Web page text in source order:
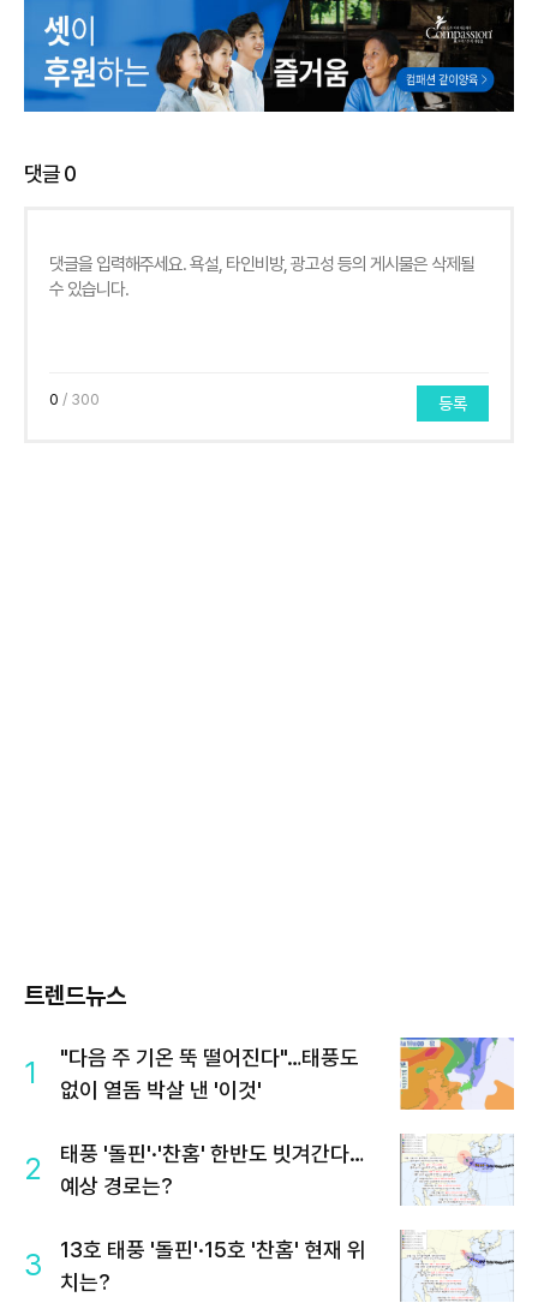
댓글0
0 / 300 등록
트렌드뉴스
1
"다음 주 기온 뚝 떨어진다"…태풍도
없이 열돔 박살 낸 '이것'
2
태풍 '돌핀'·'찬홈' 한반도 빗겨간다…
예상 경로는?
3
13호 태풍 '돌핀'·15호 '찬홈' 현재 위
치는?